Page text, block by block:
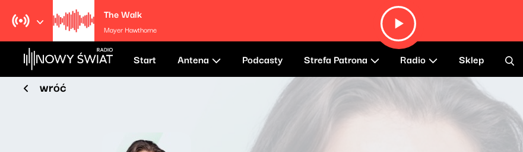
The Walk
Mayer Hawthorne
Start Antena Podcasty Strefa Patrona Radio Sklep
wróć